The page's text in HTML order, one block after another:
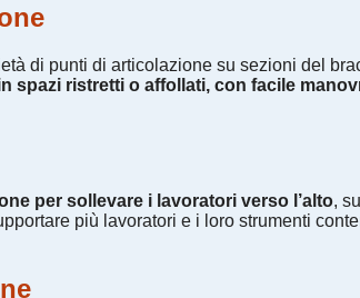
di punti di articolazione su sezioni del
spazi ristretti o affollati, con facile
per sollevare i lavoratori verso l’alto,
più lavoratori e i loro strumenti